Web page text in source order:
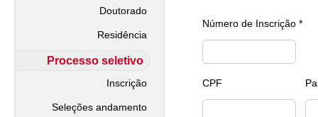
Doutorado
Residência
Processo seletivo
Inscrição
Seleções andamento
Número de Inscrição *
CPF